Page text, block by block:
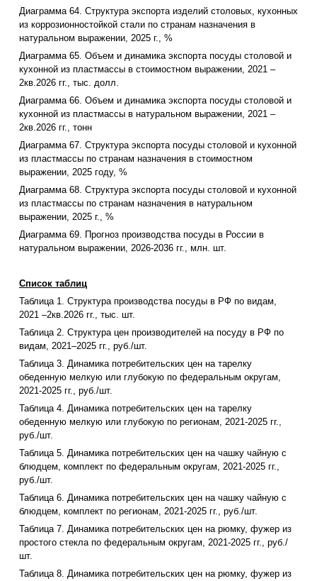
Диаграмма 64. Структура экспорта изделий столовых, кухонных
из коррозионностойкой стали по странам назначения в
натуральном выражении, 2025 г., %
Диаграмма 65. Объем и динамика экспорта посуды столовой и
кухонной из пластмассы в стоимостном выражении, 2021 –
2кв.2026 гг., тыс. долл.
Диаграмма 66. Объем и динамика экспорта посуды столовой и
кухонной из пластмассы в натуральном выражении, 2021 –
2кв.2026 гг., тонн
Диаграмма 67. Структура экспорта посуды столовой и кухонной
из пластмассы по странам назначения в стоимостном
выражении, 2025 году, %
Диаграмма 68. Структура экспорта посуды столовой и кухонной
из пластмассы по странам назначения в натуральном
выражении, 2025 г., %
Диаграмма 69. Прогноз производства посуды в России в
натуральном выражении, 2026-2036 гг., млн. шт.
Список таблиц
Таблица 1. Структура производства посуды в РФ по видам,
2021 –2кв.2026 гг., тыс. шт.
Таблица 2. Структура цен производителей на посуду в РФ по
видам, 2021–2025 гг., руб./шт.
Таблица 3. Динамика потребительских цен на тарелку
обеденную мелкую или глубокую по федеральным округам,
2021-2025 гг., руб./шт.
Таблица 4. Динамика потребительских цен на тарелку
обеденную мелкую или глубокую по регионам, 2021-2025 гг.,
руб./шт.
Таблица 5. Динамика потребительских цен на чашку чайную с
блюдцем, комплект по федеральным округам, 2021-2025 гг.,
руб./шт.
Таблица 6. Динамика потребительских цен на чашку чайную с
блюдцем, комплект по регионам, 2021-2025 гг., руб./шт.
Таблица 7. Динамика потребительских цен на рюмку, фужер из
простого стекла по федеральным округам, 2021-2025 гг., руб./
шт.
Таблица 8. Динамика потребительских цен на рюмку, фужер из